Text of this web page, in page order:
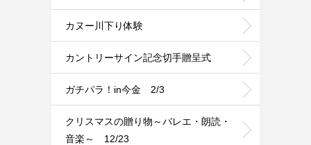
カヌー川下り体験
カントリーサイン記念切手贈呈式
ガチパラ！in今金 2/3
クリスマスの贈り物～バレエ・朗読・
音楽～ 12/23